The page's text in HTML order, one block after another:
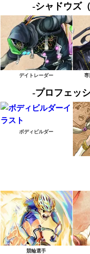
-シャドウズ
デイトレーダー 専
-プロフェッ
ボディビルダー
競輪選手